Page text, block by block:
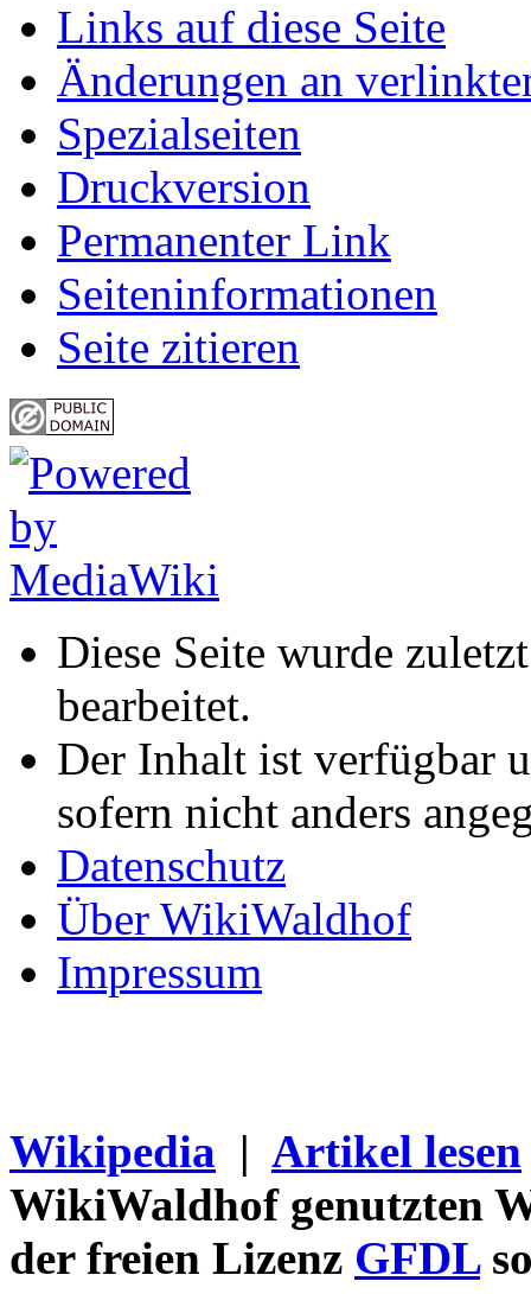
Links auf diese Seite
Änderungen an
Spezialseiten
Druckversion
Permanenter Link
Seiten­informationen
Seite zitieren
Diese Seite wurde
bearbeitet.
Der Inhalt ist verfügbar
sofern nicht anders
Datenschutz
Über WikiWaldhof
Impressum
Wikipedia | Artikel lesen
WikiWaldhof genutzten
der freien Lizenz GFDL